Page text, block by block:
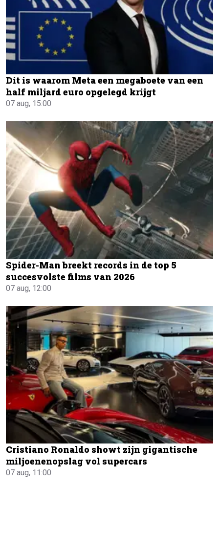
Dit is waarom Meta een megaboete van een
half miljard euro opgelegd krijgt
07 aug, 15:00
Spider-Man breekt records in de top 5
succesvolste films van 2026
07 aug, 12:00
Cristiano Ronaldo showt zijn gigantische
miljoenenopslag vol supercars
07 aug, 11:00